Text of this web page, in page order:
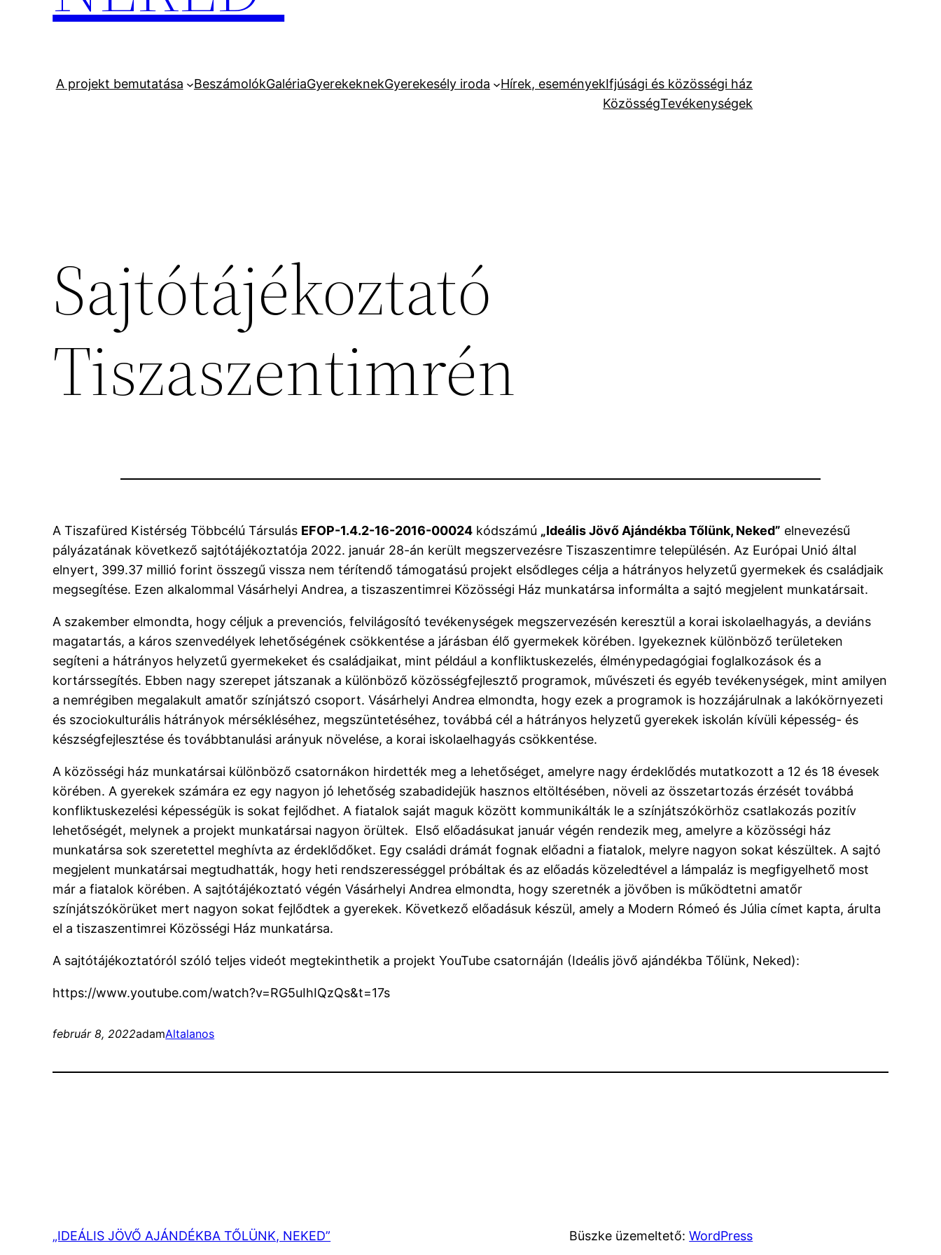
A projekt bemutatása BeszámolókGalériaGyerekeknekGyerekesély iroda Hírek, eseményekIfjúsági és közösségi ház
KözösségTevékenységek
Sajtótájékoztató
Tiszaszentimrén
A Tiszafüred Kistérség Többcélú Társulás EFOP-1.4.2-16-2016-00024 kódszámú „Ideális Jövő Ajándékba Tőlünk, Neked” elnevezésű
pályázatának következő sajtótájékoztatója 2022. január 28-án került megszervezésre Tiszaszentimre településén. Az Európai Unió által
elnyert, 399.37 millió forint összegű vissza nem térítendő támogatású projekt elsődleges célja a hátrányos helyzetű gyermekek és családjaik
megsegítése. Ezen alkalommal Vásárhelyi Andrea, a tiszaszentimrei Közösségi Ház munkatársa informálta a sajtó megjelent munkatársait.
A szakember elmondta, hogy céljuk a prevenciós, felvilágosító tevékenységek megszervezésén keresztül a korai iskolaelhagyás, a deviáns
magatartás, a káros szenvedélyek lehetőségének csökkentése a járásban élő gyermekek körében. Igyekeznek különböző területeken
segíteni a hátrányos helyzetű gyermekeket és családjaikat, mint például a konfliktuskezelés, élménypedagógiai foglalkozások és a
kortárssegítés. Ebben nagy szerepet játszanak a különböző közösségfejlesztő programok, művészeti és egyéb tevékenységek, mint amilyen
a nemrégiben megalakult amatőr színjátszó csoport. Vásárhelyi Andrea elmondta, hogy ezek a programok is hozzájárulnak a lakókörnyezeti
és szociokulturális hátrányok mérsékléséhez, megszüntetéséhez, továbbá cél a hátrányos helyzetű gyerekek iskolán kívüli képesség- és
készségfejlesztése és továbbtanulási arányuk növelése, a korai iskolaelhagyás csökkentése.
A közösségi ház munkatársai különböző csatornákon hirdették meg a lehetőséget, amelyre nagy érdeklődés mutatkozott a 12 és 18 évesek
körében. A gyerekek számára ez egy nagyon jó lehetőség szabadidejük hasznos eltöltésében, növeli az összetartozás érzését továbbá
konfliktuskezelési képességük is sokat fejlődhet. A fiatalok saját maguk között kommunikálták le a színjátszókörhöz csatlakozás pozitív
lehetőségét, melynek a projekt munkatársai nagyon örültek. Első előadásukat január végén rendezik meg, amelyre a közösségi ház
munkatársa sok szeretettel meghívta az érdeklődőket. Egy családi drámát fognak előadni a fiatalok, melyre nagyon sokat készültek. A sajtó
megjelent munkatársai megtudhatták, hogy heti rendszerességgel próbáltak és az előadás közeledtével a lámpaláz is megfigyelhető most
már a fiatalok körében. A sajtótájékoztató végén Vásárhelyi Andrea elmondta, hogy szeretnék a jövőben is működtetni amatőr
színjátszókörüket mert nagyon sokat fejlődtek a gyerekek. Következő előadásuk készül, amely a Modern Rómeó és Júlia címet kapta, árulta
el a tiszaszentimrei Közösségi Ház munkatársa.
A sajtótájékoztatóról szóló teljes videót megtekinthetik a projekt YouTube csatornáján (Ideális jövő ajándékba Tőlünk, Neked):
https://www.youtube.com/watch?v=RG5uIhIQzQs&t=17s
február 8, 2022adamAltalanos
„IDEÁLIS JÖVŐ AJÁNDÉKBA TŐLÜNK, NEKED” Büszke üzemeltető:WordPress